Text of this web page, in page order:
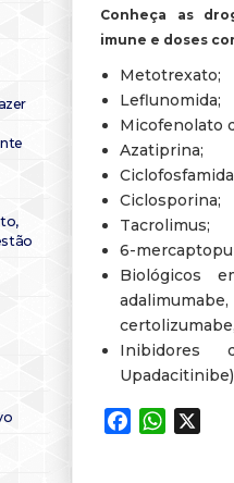
Conheça as
imune e doses
Metotrexato;
Leflunomida;
Micofenolato
Azatiprina;
Ciclosporina;
Tacrolimus;
6-
Biológicos
Inibidores
Facebook